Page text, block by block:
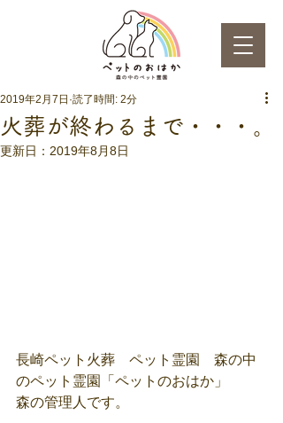
火葬が終わるまで・・・。
2019年2月7日 読了時間: 2分
更新日： 2019年8月8日
長崎ペット火葬　ペット霊園　森の中
のペット霊園「ペットのおはか」
森の管理人です。